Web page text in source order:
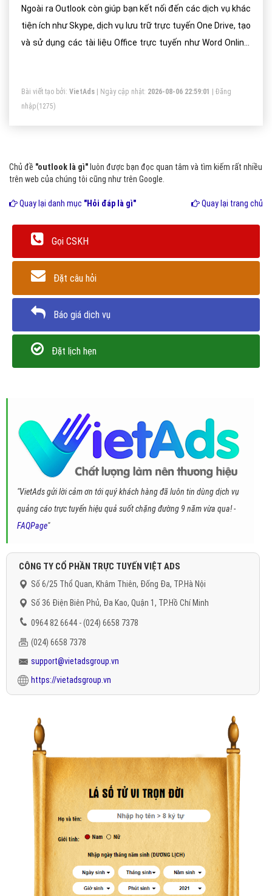
Ngoài ra Outlook còn giúp bạn kết nối đến các dịch vụ khác
tiện ích như Skype, dịch vụ lưu trữ trực tuyến One Drive, tạo
và sử dụng các tài liệu Office trực tuyến như Word Online,
gàng dễ nhìn.
Bài viết tạo bởi: VietAds | Ngày cập nhật: 2026-08-06 22:59:01
Đăng
nhập(1275)
Chủ đề "outlook là gì" luôn được bạn đọc quan tâm và tìm kiếm rất nhiều
trên web của chúng tôi cũng như trên Google.
Quay lại danh mục "Hỏi đáp là gì" Quay lại trang chủ
Gọi CSKH
Đặt câu hỏi
Báo giá dịch vụ
Đặt lịch hẹn
"VietAds gửi lời cảm ơn tới quý khách hàng đã luôn tin dùng dịch vụ
quảng cáo trực tuyến hiệu quả suốt chặng đường 9 năm vừa qua! -
FAQPage"
CÔNG TY CỔ PHẦN TRỰC TUYẾN VIỆT ADS
Số 6/25 Thổ Quan, Khâm Thiên, Đống Đa, TP.Hà Nội
Số 36 Điện Biên Phủ, Đa Kao, Quận 1, TP.Hồ Chí Minh
0964 82 6644 - (024) 6658 7378
(024) 6658 7378
support@vietadsgroup.vn
https://vietadsgroup.vn